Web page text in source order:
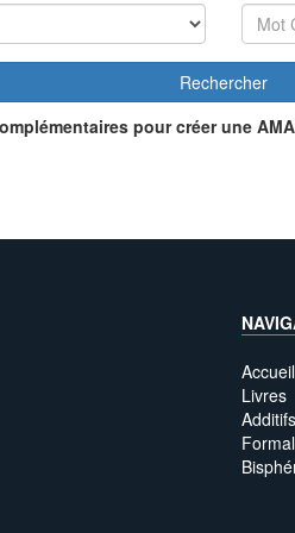
Rechercher
pour créer une
Accueil
Livres